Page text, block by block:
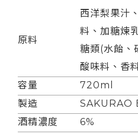
原料
西洋梨果汁
料、加糖煉
糖類(水飴、
酸味料、香
容量
720ml
製造
SAKURAO
酒精濃度
6%